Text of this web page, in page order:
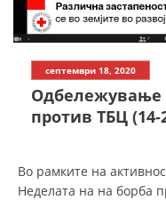
септември 18, 2020
Одбележување
против ТБЦ
Во рамките на
Неделата на на борба